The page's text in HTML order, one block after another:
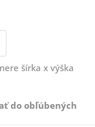
šírka x výška
do obľúbených